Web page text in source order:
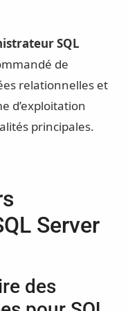
SQL
de
relationnelles et
d’exploitation
principales.
Server
des